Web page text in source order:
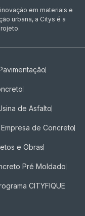
em materiais e
urbana, a Citys é a
de Asfalto
de Concreto
e Obras
Pré Moldado
CITYFIQUE